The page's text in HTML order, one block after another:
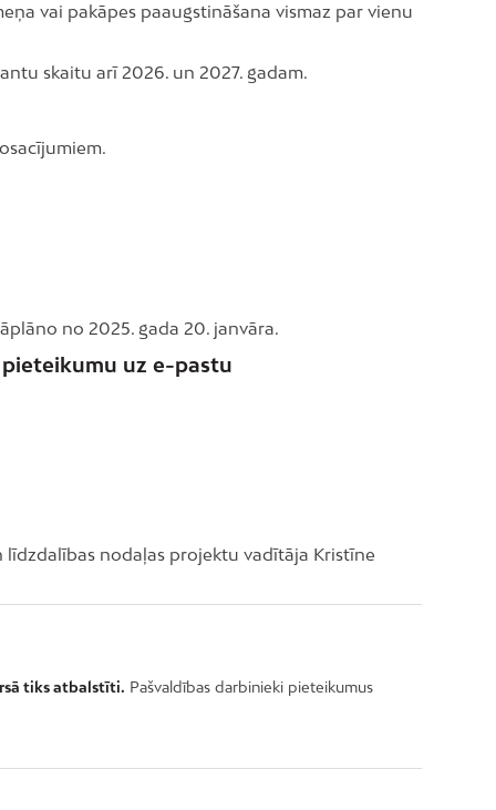
vai pakāpes paaugstināšana vismaz par vienu
skaitu arī 2026. un 2027. gadam.
no 2025. gada 20. janvāra.
uz e-pastu
nodaļas projektu vadītāja Kristīne
tiks atbalstīti. Pašvaldības darbinieki pieteikumus